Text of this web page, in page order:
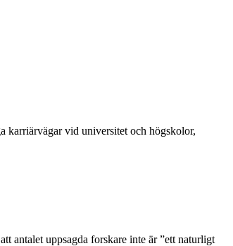
karriärvägar vid universitet och högskolor,
antalet uppsagda forskare inte är ”ett naturligt